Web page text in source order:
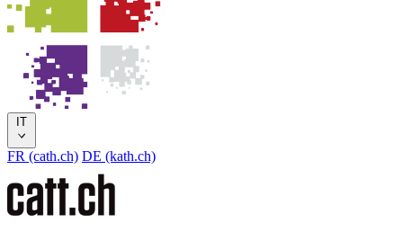
IT
FR (cath.ch) DE (kath.ch)